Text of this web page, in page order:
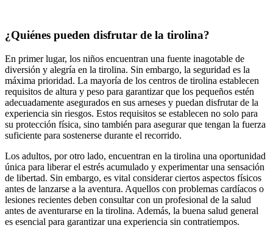
¿Quiénes pueden disfrutar de la tirolina?
En primer lugar, los niños encuentran una fuente inagotable de
diversión y alegría en la tirolina. Sin embargo, la seguridad es la
máxima prioridad. La mayoría de los centros de tirolina establecen
requisitos de altura y peso para garantizar que los pequeños estén
adecuadamente asegurados en sus arneses y puedan disfrutar de la
experiencia sin riesgos. Estos requisitos se establecen no solo para
su protección física, sino también para asegurar que tengan la fuerza
suficiente para sostenerse durante el recorrido.
Los adultos, por otro lado, encuentran en la tirolina una oportunidad
única para liberar el estrés acumulado y experimentar una sensación
de libertad. Sin embargo, es vital considerar ciertos aspectos físicos
antes de lanzarse a la aventura. Aquellos con problemas cardíacos o
lesiones recientes deben consultar con un profesional de la salud
antes de aventurarse en la tirolina. Además, la buena salud general
es esencial para garantizar una experiencia sin contratiempos.